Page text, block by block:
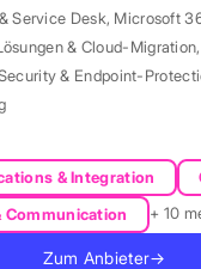
Service Desk, Microsoft
& Cloud-Migration,
& Endpoint-
& Integration
Communication
+ 10
Zum Anbieter→